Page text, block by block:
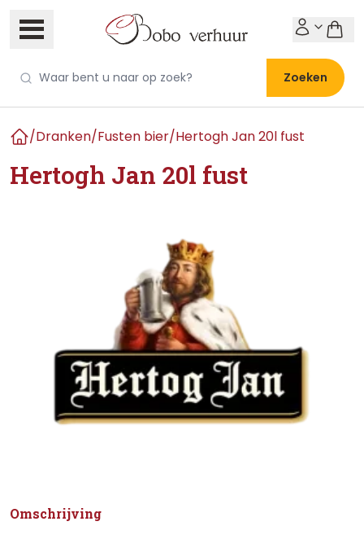
Zoeken
/Dranken/Fusten bier/Hertogh Jan 20l fust
Hertogh Jan 20l fust
Omschrijving